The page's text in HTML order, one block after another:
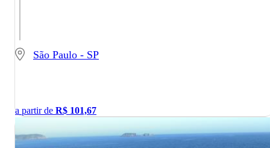
São Paulo - SP
a partir de R$ 101,67